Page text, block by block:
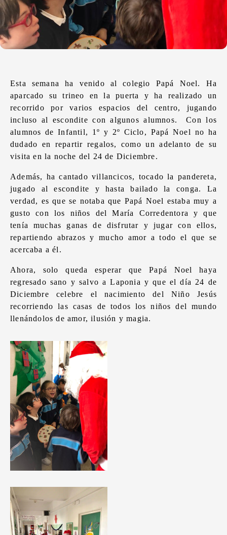
Esta semana ha venido al colegio Papá Noel. Ha
aparcado su trineo en la puerta y ha realizado un
recorrido por varios espacios del centro, jugando
incluso al escondite con algunos alumnos. Con los
alumnos de Infantil, 1º y 2º Ciclo, Papá Noel no ha
dudado en repartir regalos, como un adelanto de su
visita en la noche del 24 de Diciembre.
Además, ha cantado villancicos, tocado la pandereta,
jugado al escondite y hasta bailado la conga. La
verdad, es que se notaba que Papá Noel estaba muy a
gusto con los niños del María Corredentora y que
tenía muchas ganas de disfrutar y jugar con ellos,
repartiendo abrazos y mucho amor a todo el que se
acercaba a él.
Ahora, solo queda esperar que Papá Noel haya
regresado sano y salvo a Laponia y que el día 24 de
Diciembre celebre el nacimiento del Niño Jesús
recorriendo las casas de todos los niños del mundo
llenándolos de amor, ilusión y magia.